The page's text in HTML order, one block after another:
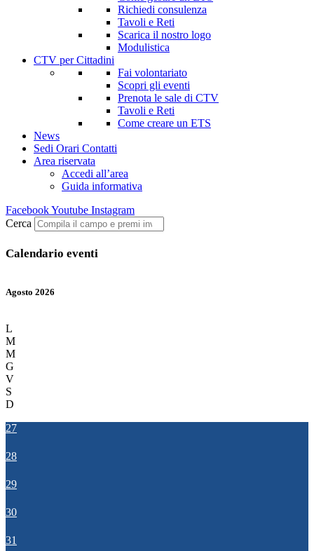
Richiedi consulenza
Tavoli e Reti
Scarica il nostro logo
Modulistica
CTV per Cittadini
Fai volontariato
Scopri gli eventi
Prenota le sale di CTV
Tavoli e Reti
Come creare un ETS
News
Sedi Orari Contatti
Area riservata
Accedi all’area
Guida informativa
FacebookYoutube Instagram
Cerca
Calendario eventi
Agosto 2026
L
M
M
G
V
S
D
27
28
29
30
31